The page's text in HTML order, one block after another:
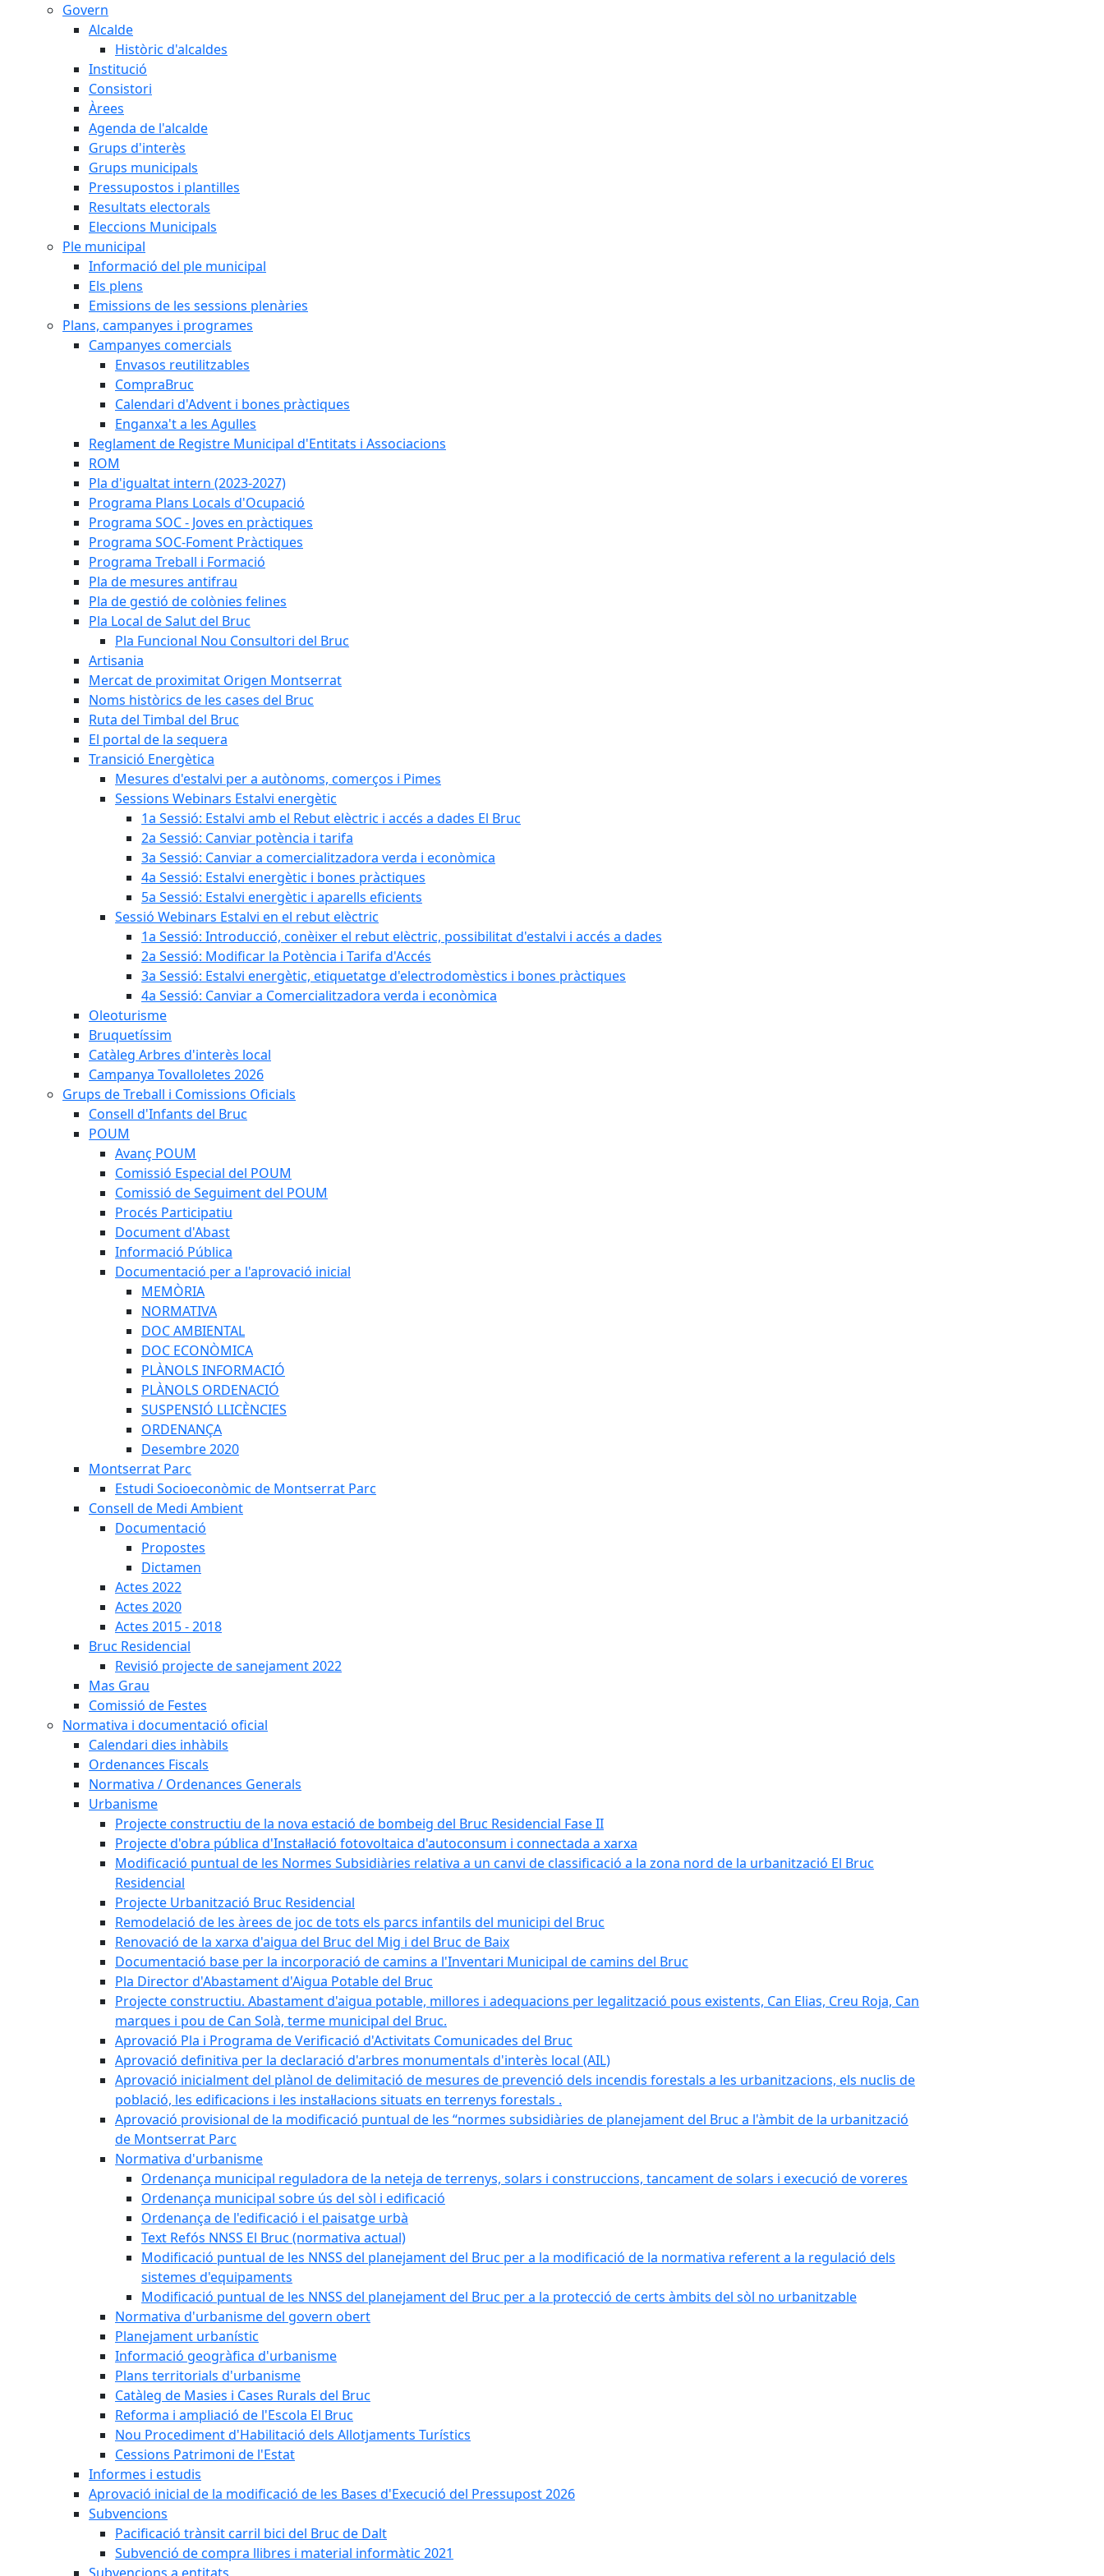
Govern
Alcalde
Històric d'alcaldes
Institució
Consistori
Àrees
Agenda de l'alcalde
Grups d'interès
Grups municipals
Pressupostos i plantilles
Resultats electorals
Eleccions Municipals
Ple municipal
Informació del ple municipal
Els plens
Emissions de les sessions plenàries
Plans, campanyes i programes
Campanyes comercials
Envasos reutilitzables
CompraBruc
Calendari d'Advent i bones pràctiques
Enganxa't a les Agulles
Reglament de Registre Municipal d'Entitats i Associacions
ROM
Pla d'igualtat intern (2023-2027)
Programa Plans Locals d'Ocupació
Programa SOC - Joves en pràctiques
Programa SOC-Foment Pràctiques
Programa Treball i Formació
Pla de mesures antifrau
Pla de gestió de colònies felines
Pla Local de Salut del Bruc
Pla Funcional Nou Consultori del Bruc
Artisania
Mercat de proximitat Origen Montserrat
Noms històrics de les cases del Bruc
Ruta del Timbal del Bruc
El portal de la sequera
Transició Energètica
Mesures d'estalvi per a autònoms, comerços i Pimes
Sessions Webinars Estalvi energètic
1a Sessió: Estalvi amb el Rebut elèctric i accés a dades El Bruc
2a Sessió: Canviar potència i tarifa
3a Sessió: Canviar a comercialitzadora verda i econòmica
4a Sessió: Estalvi energètic i bones pràctiques
5a Sessió: Estalvi energètic i aparells eficients
Sessió Webinars Estalvi en el rebut elèctric
1a Sessió: Introducció, conèixer el rebut elèctric, possibilitat d'estalvi i accés a dades
2a Sessió: Modificar la Potència i Tarifa d'Accés
3a Sessió: Estalvi energètic, etiquetatge d'electrodomèstics i bones pràctiques
4a Sessió: Canviar a Comercialitzadora verda i econòmica
Oleoturisme
Bruquetíssim
Catàleg Arbres d'interès local
Campanya Tovalloletes 2026
Grups de Treball i Comissions Oficials
Consell d'Infants del Bruc
POUM
Avanç POUM
Comissió Especial del POUM
Comissió de Seguiment del POUM
Procés Participatiu
Document d'Abast
Informació Pública
Documentació per a l'aprovació inicial
MEMÒRIA
NORMATIVA
DOC AMBIENTAL
DOC ECONÒMICA
PLÀNOLS INFORMACIÓ
PLÀNOLS ORDENACIÓ
SUSPENSIÓ LLICÈNCIES
ORDENANÇA
Desembre 2020
Montserrat Parc
Estudi Socioeconòmic de Montserrat Parc
Consell de Medi Ambient
Documentació
Propostes
Dictamen
Actes 2022
Actes 2020
Actes 2015 - 2018
Bruc Residencial
Revisió projecte de sanejament 2022
Mas Grau
Comissió de Festes
Normativa i documentació oficial
Calendari dies inhàbils
Ordenances Fiscals
Normativa / Ordenances Generals
Urbanisme
Projecte constructiu de la nova estació de bombeig del Bruc Residencial Fase II
Projecte d'obra pública d'Instal·lació fotovoltaica d'autoconsum i connectada a xarxa
Modificació puntual de les Normes Subsidiàries relativa a un canvi de classificació a la zona nord de la urbanització El Bruc
Residencial
Projecte Urbanització Bruc Residencial
Remodelació de les àrees de joc de tots els parcs infantils del municipi del Bruc
Renovació de la xarxa d'aigua del Bruc del Mig i del Bruc de Baix
Documentació base per la incorporació de camins a l'Inventari Municipal de camins del Bruc
Pla Director d'Abastament d'Aigua Potable del Bruc
Projecte constructiu. Abastament d'aigua potable, millores i adequacions per legalització pous existents, Can Elias, Creu Roja, Can
marques i pou de Can Solà, terme municipal del Bruc.
Aprovació Pla i Programa de Verificació d'Activitats Comunicades del Bruc
Aprovació definitiva per la declaració d'arbres monumentals d'interès local (AIL)
Aprovació inicialment del plànol de delimitació de mesures de prevenció dels incendis forestals a les urbanitzacions, els nuclis de
població, les edificacions i les instal·lacions situats en terrenys forestals .
Aprovació provisional de la modificació puntual de les “normes subsidiàries de planejament del Bruc a l'àmbit de la urbanització
de Montserrat Parc
Normativa d'urbanisme
Ordenança municipal reguladora de la neteja de terrenys, solars i construccions, tancament de solars i execució de voreres
Ordenança municipal sobre ús del sòl i edificació
Ordenança de l'edificació i el paisatge urbà
Text Refós NNSS El Bruc (normativa actual)
Modificació puntual de les NNSS del planejament del Bruc per a la modificació de la normativa referent a la regulació dels
sistemes d'equipaments
Modificació puntual de les NNSS del planejament del Bruc per a la protecció de certs àmbits del sòl no urbanitzable
Normativa d'urbanisme del govern obert
Planejament urbanístic
Informació geogràfica d'urbanisme
Plans territorials d'urbanisme
Catàleg de Masies i Cases Rurals del Bruc
Reforma i ampliació de l'Escola El Bruc
Nou Procediment d'Habilitació dels Allotjaments Turístics
Cessions Patrimoni de l'Estat
Informes i estudis
Aprovació inicial de la modificació de les Bases d'Execució del Pressupost 2026
Subvencions
Pacificació trànsit carril bici del Bruc de Dalt
Subvenció de compra llibres i material informàtic 2021